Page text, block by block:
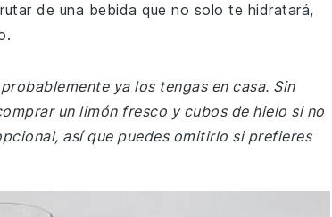
de una bebida que no solo te hidratará,
ya los tengas en casa. Sin
un limón fresco y cubos de hielo si no
así que puedes omitirlo si prefieres